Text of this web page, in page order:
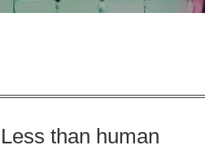
Less than human